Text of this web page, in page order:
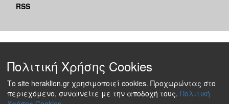
RSS
Πολιτική Χρήσης Cookies
Το site heraklion.gr χρησιμοποιεί cookies. Προχωρώντας στο
περιεχόμενο, συναινείτε με την αποδοχή τους. Πολιτική